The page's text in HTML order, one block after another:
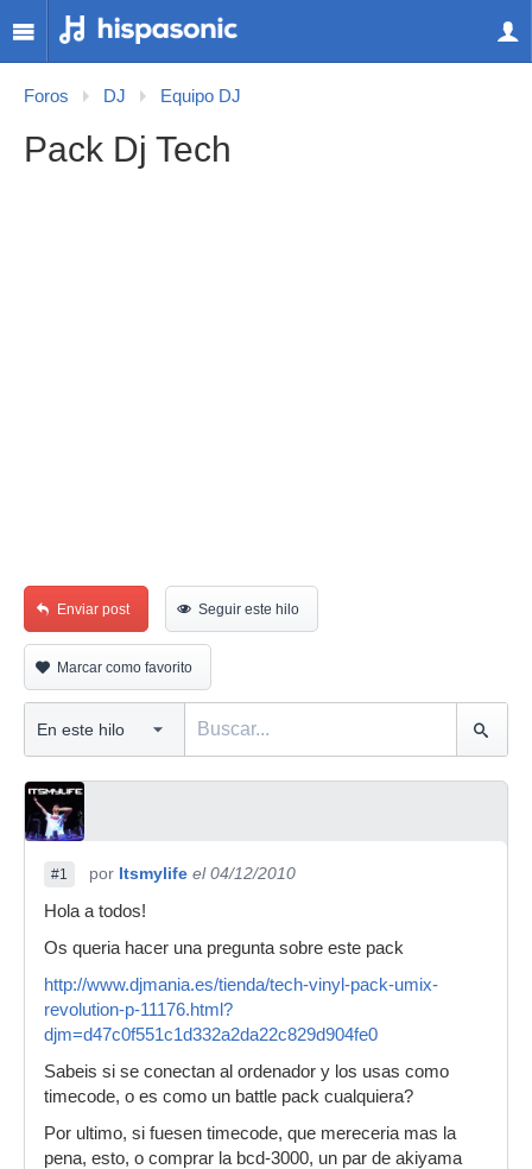
Foros DJ Equipo DJ
Pack Dj Tech
Enviar post Seguir este hilo
Marcar como favorito
#1 por Itsmylife el 04/12/2010
Hola a todos!
Os queria hacer una pregunta sobre este pack
http://www.djmania.es/tienda/tech-vinyl-pack-umix-
revolution-p-11176.html?
djm=d47c0f551c1d332a2da22c829d904fe0
Sabeis si se conectan al ordenador y los usas como
timecode, o es como un battle pack cualquiera?
Por ultimo, si fuesen timecode, que mereceria mas la
pena, esto, o comprar la bcd-3000, un par de akiyama